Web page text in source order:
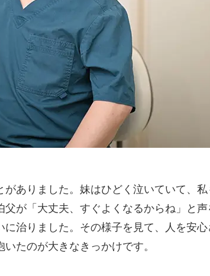
ありました。妹はひどく泣いていて、
が「大丈夫、すぐよくなるからね」と
治りました。その様子を見て、人を安心
たのが大きなきっかけです。